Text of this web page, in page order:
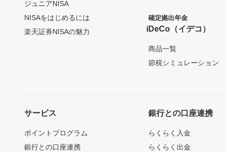
ジュニアNISA
NISAをはじめるには
楽天証券NISAの魅力
確定拠出年金
iDeCo（イデコ）
商品一覧
節税シミュレーション
サービス
ポイントプログラム
銀行との口座連携
銀行との口座連携
らくらく入金
らくらく出金